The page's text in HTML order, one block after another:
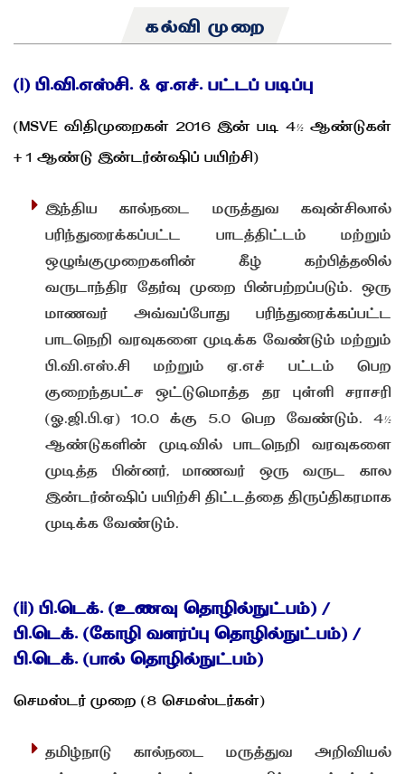
கல்வி முறை
(i) பி.வி.எஸ்சி. & ஏ.எச். பட்டப் படிப்பு
(MSVE விதிமுறைகள் 2016 இன் படி 4½ ஆண்டுகள்
+ 1 ஆண்டு இன்டர்ன்ஷிப் பயிற்சி)
இந்திய கால்நடை மருத்துவ கவுன்சிலால்
பரிந்துரைக்கப்பட்ட பாடத்திட்டம் மற்றும்
ஒழுங்குமுறைகளின் கீழ் கற்பித்தலில்
வருடாந்திர தேர்வு முறை பின்பற்றப்படும். ஒரு
மாணவர் அவ்வப்போது பரிந்துரைக்கப்பட்ட
பாடநெறி வரவுகளை முடிக்க வேண்டும் மற்றும்
பி.வி.எஸ்.சி மற்றும் ஏ.எச் பட்டம் பெற
குறைந்தபட்ச ஒட்டுமொத்த தர புள்ளி சராசரி
(ஓ.ஜி.பி.ஏ) 10.0 க்கு 5.0 பெற வேண்டும். 4½
ஆண்டுகளின் முடிவில் பாடநெறி வரவுகளை
முடித்த பின்னர், மாணவர் ஒரு வருட கால
இன்டர்ன்ஷிப் பயிற்சி திட்டத்தை திருப்திகரமாக
முடிக்க வேண்டும்.
(ii) பி.டெக். (உணவு தொழில்நுட்பம்) /
பி.டெக். (கோழி வளர்ப்பு தொழில்நுட்பம்) /
பி.டெக். (பால் தொழில்நுட்பம்)
செமஸ்டர் முறை (8 செமஸ்டர்கள்)
தமிழ்நாடு கால்நடை மருத்துவ அறிவியல்